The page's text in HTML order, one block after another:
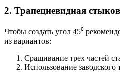
2. Трапециевидная
Чтобы создать угол 45⁰
из вариантов:
Сращивание трех частей
Использование